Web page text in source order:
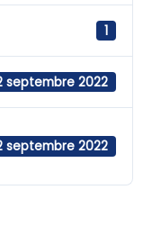
1
septembre 2022
septembre 2022